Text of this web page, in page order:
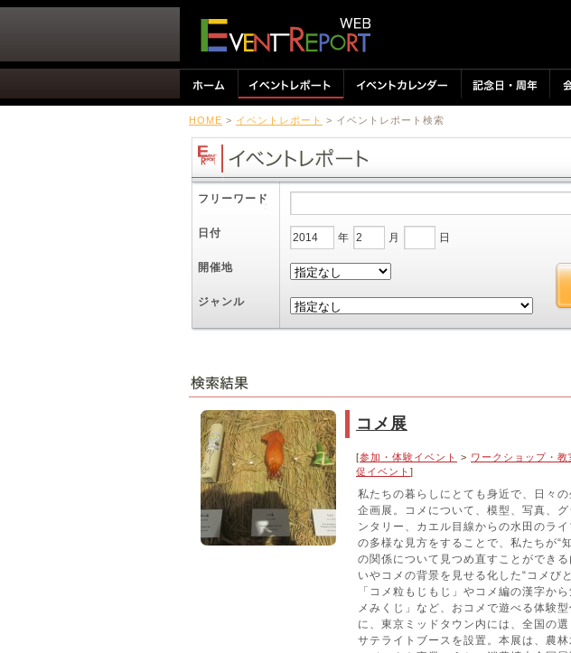
HOME > イベントレポート > イベントレポート検索
フリーワード
日付 年 月 日
開催地
ジャンル
コメ展
[参加・体験イベント > ワークショップ・教
促イベント ]
私たちの暮らしにとても身近で、日々
企画展。コメについて、模型、写真、
ンタリー、カエル目線からの水田のラ
の多様な見方をすることで、私たちが“
の関係について見つめ直すことができ
いやコメの背景を見せる化した“コメび
「コメ粒もじもじ」やコメ編の漢字か
メみくじ」など、おコメで遊べる体験
に、東京ミッドタウン内には、全国の
サテライトブースを設置。本展は、農